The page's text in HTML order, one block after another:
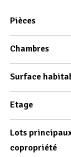
Pièces
Chambres
Surface
Etage
Lots
copropriété